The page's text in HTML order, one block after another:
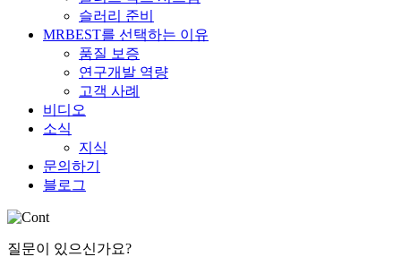
슬러리 준비
MRBEST를 선택하는 이유
품질 보증
연구개발 역량
고객 사례
비디오
소식
지식
문의하기
블로그
질문이 있으신가요?